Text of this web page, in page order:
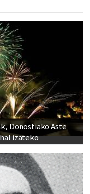
Donostiako Aste
izateko